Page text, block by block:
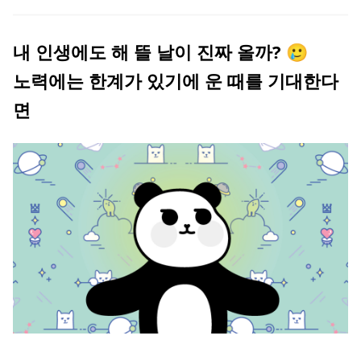
내 인생에도 해 뜰 날이 진짜 올까? 🥲
노력에는 한계가 있기에 운 때를 기대한다
면